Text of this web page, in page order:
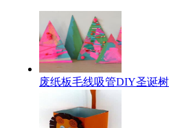
废纸板毛线吸管DIY圣诞树